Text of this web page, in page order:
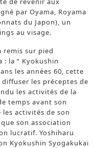
par Oyama, Royama
du Japon), un
au visage.
remis sur pied
: la “ Kyokushin
les années 60, cette
les préceptes de
les activités de la
temps avant son
activités de son
son association
lucratif. Yoshiharu
Kyokushin Syogakukai